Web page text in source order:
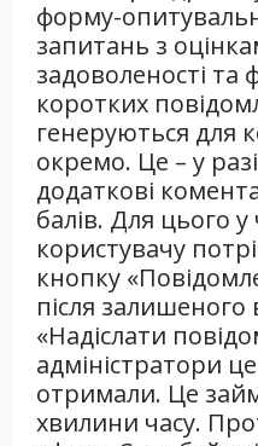
форму-
запитань з
задоволеності та
коротких
генеруються для
окремо. Це – у
додаткові
балів. Для цього у
користувачу
кнопку
після залишеного
«Надіслати
адміністратори
отримали. Це
хвилини часу.